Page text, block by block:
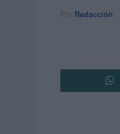
Por Redacción